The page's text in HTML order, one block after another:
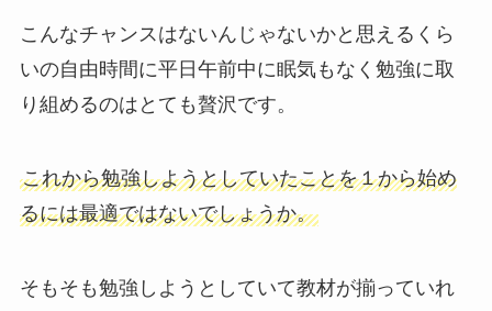
こんなチャンスはないんじゃないかと思えるくら
いの自由時間に平日午前中に眠気もなく勉強に取
り組めるのはとても贅沢です。
これから勉強しようとしていたことを１から始め
るには最適ではないでしょうか。
そもそも勉強しようとしていて教材が揃っていれ